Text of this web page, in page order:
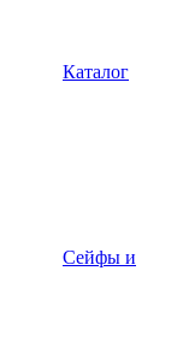
Каталог
Сейфы и